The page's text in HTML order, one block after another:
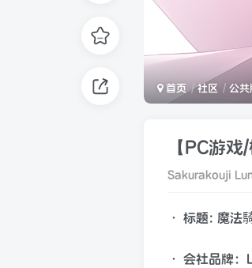
首页 社区 公共
【PC游
Sakurakouji
• 标题: 魔法
• 会社品牌